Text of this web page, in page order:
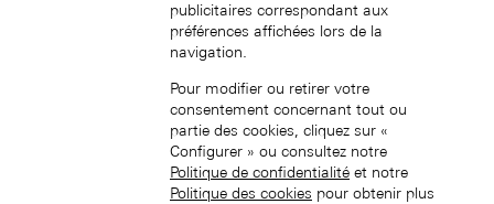
Hong Kong SAR, China (EN)
publicitaires correspondant aux
préférences affichées lors de la
navigation.
Pour modifier ou retirer votre
consentement concernant tout ou
partie des cookies, cliquez sur «
Configurer » ou consultez notre
Politique de confidentialité et notre
Politique des cookies pour obtenir plus